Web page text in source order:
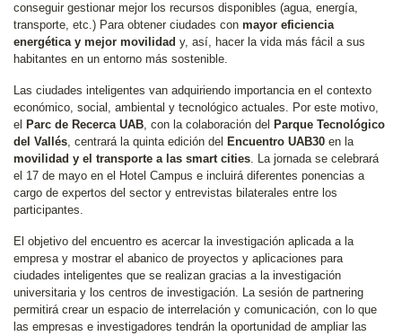
conseguir gestionar mejor los recursos disponibles (agua, energía,
transporte, etc.) Para obtener ciudades con mayor eficiencia
energética y mejor movilidad y, así, hacer la vida más fácil a sus
habitantes en un entorno más sostenible.
Las ciudades inteligentes van adquiriendo importancia en el contexto
económico, social, ambiental y tecnológico actuales. Por este motivo,
el Parc de Recerca UAB, con la colaboración del Parque Tecnológico
del Vallés, centrará la quinta edición del Encuentro UAB30 en la
movilidad y el transporte a las smart cities. La jornada se celebrará
el 17 de mayo en el Hotel Campus e incluirá diferentes ponencias a
cargo de expertos del sector y entrevistas bilaterales entre los
participantes.
El objetivo del encuentro es acercar la investigación aplicada a la
empresa y mostrar el abanico de proyectos y aplicaciones para
ciudades inteligentes que se realizan gracias a la investigación
universitaria y los centros de investigación. La sesión de partnering
permitirá crear un espacio de interrelación y comunicación, con lo que
las empresas e investigadores tendrán la oportunidad de ampliar las